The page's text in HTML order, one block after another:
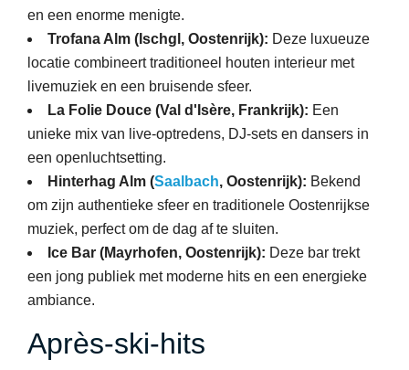
en een enorme menigte.
Trofana Alm (Ischgl, Oostenrijk): Deze luxueuze
locatie combineert traditioneel houten interieur met
livemuziek en een bruisende sfeer.
La Folie Douce (Val d'Isère, Frankrijk): Een
unieke mix van live-optredens, DJ-sets en dansers in
een openluchtsetting.
Hinterhag Alm (Saalbach, Oostenrijk): Bekend
om zijn authentieke sfeer en traditionele Oostenrijkse
muziek, perfect om de dag af te sluiten.
Ice Bar (Mayrhofen, Oostenrijk): Deze bar trekt
een jong publiek met moderne hits en een energieke
ambiance.
Après-ski-hits